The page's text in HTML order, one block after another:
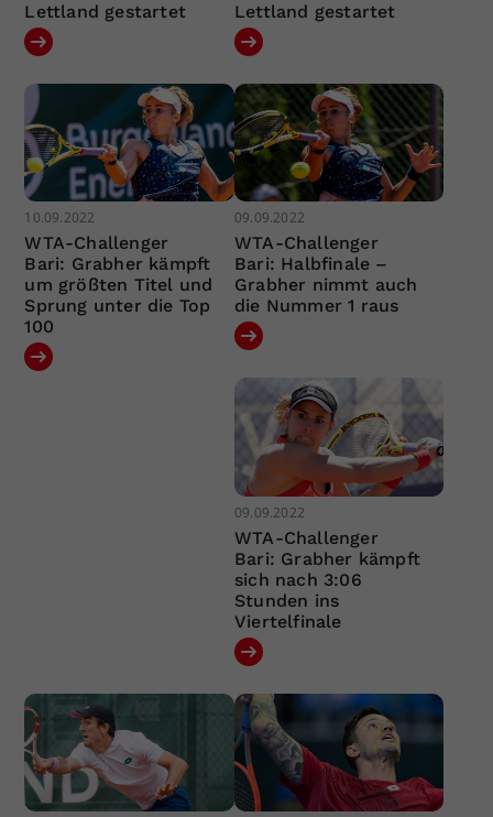
Lettland gestartet
Lettland gestartet
10.09.2022
WTA-Challenger
Bari: Grabher kämpft
um größten Titel und
Sprung unter die Top
100
09.09.2022
WTA-Challenger
Bari: Halbfinale –
Grabher nimmt auch
die Nummer 1 raus
09.09.2022
WTA-Challenger
Bari: Grabher kämpft
sich nach 3:06
Stunden ins
Viertelfinale